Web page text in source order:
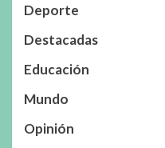
Deporte
Destacadas
Educación
Mundo
Opinión